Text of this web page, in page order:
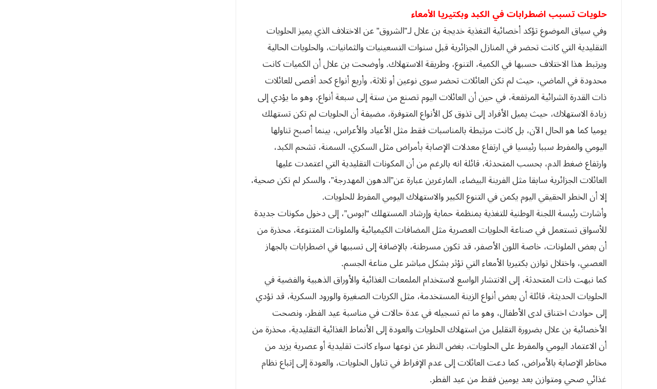
حلويات تسبب اضطرابات في الكبد وبكتيريا الأمعاء
وفي سياق الموضوع تؤكد أخصائية التغذية خديجة بن علال لـ”الشروق” عن الاختلاف الذي يميز الحلويات
التقليدية التي كانت تحضر في المنازل الجزائرية قبل سنوات التسعينيات والثمانيات، والحلويات الحالية
ويرتبط هذا الاختلاف حسبها في الكمية، التنوع، وطريقة الاستهلاك. وأوضحت بن علال أن الكميات كانت
محدودة في الماضي، حيث لم تكن العائلات تحضر سوى نوعين أو ثلاثة، وأربع أنواع كحد أقصى للعائلات
ذات القدرة الشرائية المرتفعة، في حين أن العائلات اليوم تصنع من ستة إلى سبعة أنواع، وهو ما يؤدي إلى
زيادة الاستهلاك، حيث يميل الأفراد إلى تذوق كل الأنواع المتوفرة، مضيفة أن الحلويات لم تكن تستهلك
يوميا كما هو الحال الآن، بل كانت مرتبطة بالمناسبات فقط مثل الأعياد والأعراس، بينما أصبح تناولها
اليومي والمفرط سببا رئيسيا في ارتفاع معدلات الإصابة بأمراض مثل السكري، السمنة، تشحم الكبد،
وارتفاع ضغط الدم، بحسب المتحدثة، قائلة انه بالرغم من أن المكونات التقليدية التي اعتمدت عليها
العائلات الجزائرية سابقا مثل الفرينة البيضاء، المارغرين عبارة عن”الدهون المهدرجة”، والسكر لم تكن صحية،
إلا أن الخطر الحقيقي اليوم يكمن في التنوع الكبير والاستهلاك اليومي المفرط للحلويات.
وأشارت رئيسة اللجنة الوطنية للتغذية بمنظمة حماية وإرشاد المستهلك “ابوس”، إلى دخول مكونات جديدة
للأسواق تستعمل في صناعة الحلويات العصرية مثل المضافات الكيميائية والملونات المتنوعة، محذرة من
أن بعض الملونات، خاصة اللون الأصفر، قد تكون مسرطنة، بالإضافة إلى تسببها في اضطرابات بالجهاز
العصبي، واختلال توازن بكتيريا الأمعاء التي تؤثر بشكل مباشر على مناعة الجسم.
كما نبهت ذات المتحدثة، إلى الانتشار الواسع لاستخدام الملمعات الغذائية والأوراق الذهبية والفضية في
الحلويات الحديثة، قائلة أن بعض أنواع الزينة المستخدمة، مثل الكريات الصغيرة والورود السكرية، قد تؤدي
إلى حوادث اختناق لدى الأطفال، وهو ما تم تسجيله في عدة حالات في مناسبة عيد الفطر، ونصحت
الأخصائية بن علال بضرورة التقليل من استهلاك الحلويات والعودة إلى الأنماط الغذائية التقليدية، محذرة من
أن الاعتماد اليومي والمفرط على الحلويات، بغض النظر عن نوعها سواء كانت تقليدية أو عصرية يزيد من
مخاطر الإصابة بالأمراض، كما دعت العائلات إلى عدم الإفراط في تناول الحلويات، والعودة إلى إتباع نظام
غذائي صحي ومتوازن بعد يومين فقط من عيد الفطر.